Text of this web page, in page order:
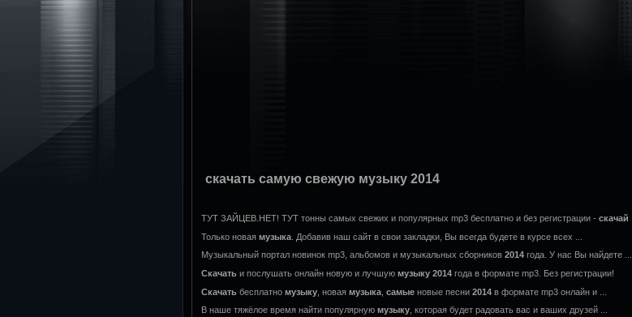
скачать самую свежую музыку 2014
ТУТ ЗАЙЦЕВ.НЕТ! ТУТ тонны самых свежих и популярных mp3 бесплатно и без регистрации - скачай
Только новая музыка . Добавив наш сайт в свои закладки, Вы всегда будете в курсе всех ...
Музыкальный портал новинок mp3, альбомов и музыкальных сборников 2014 года. У нас Вы найдете ...
Скачать и послушать онлайн новую и лучшую музыку 2014 года в формате mp3. Без регистрации!
Скачать бесплатно музыку , новая музыка самые новые песни 2014 в формате mp3 онлайн и ...
В наше тяжёлое время найти популярную музыку, которая будет радовать вас и ваших друзей ...